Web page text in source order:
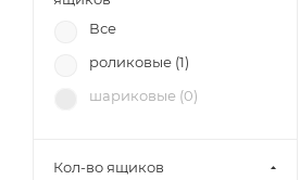
Все
роликовые (1)
шариковые (0)
Кол-во ящиков